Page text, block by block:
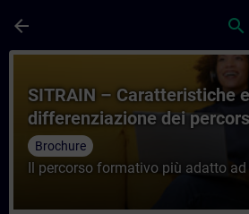
arrow_back search
Course - SITRAIN –
SITRAIN – Caratteristiche e
differenziazione dei
Brochure
Il percorso formativo più adatto